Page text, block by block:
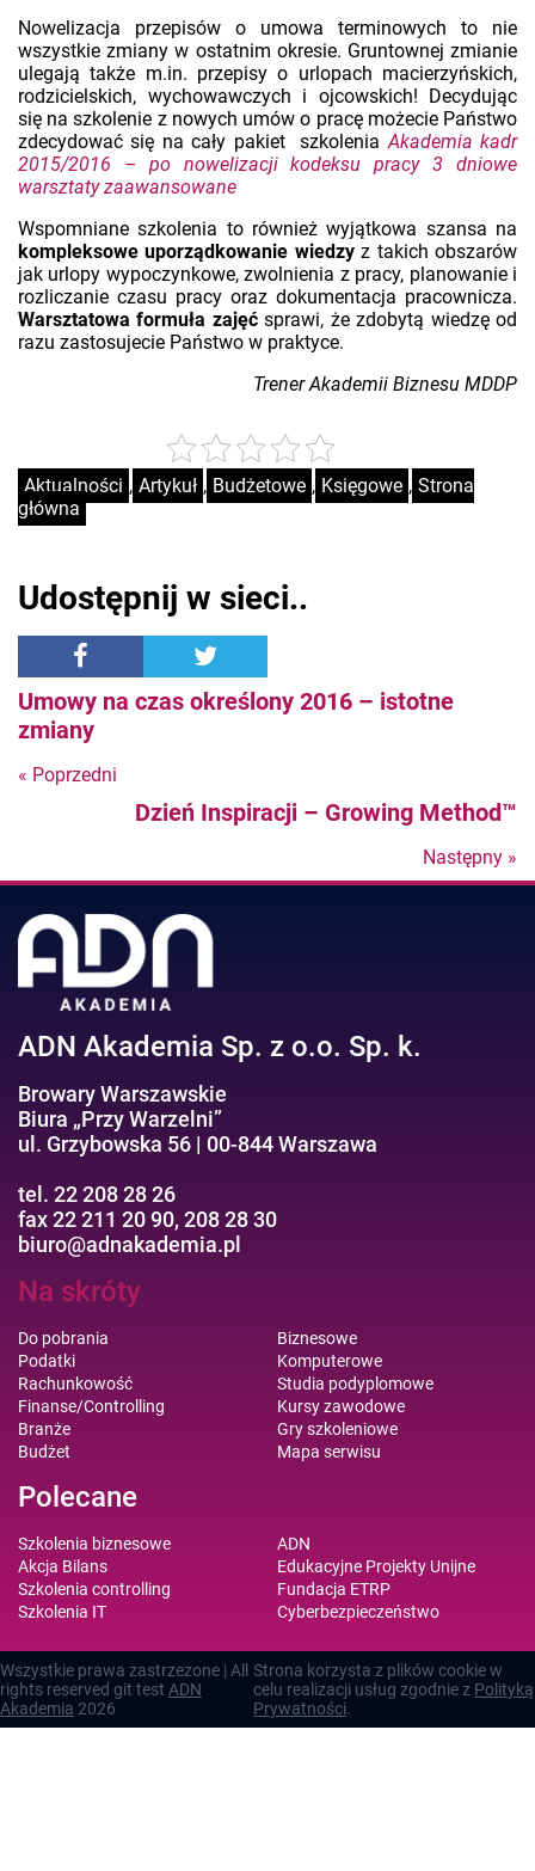
Nowelizacja przepisów o umowa terminowych to nie
wszystkie zmiany w ostatnim okresie. Gruntownej zmianie
ulegają także m.in. przepisy o urlopach macierzyńskich,
rodzicielskich, wychowawczych i ojcowskich! Decydując
się na szkolenie z nowych umów o pracę możecie Państwo
zdecydować się na cały pakiet szkoleniaAkademia kadr
2015/2016 – po nowelizacji kodeksu pracy 3 dniowe
warsztaty zaawansowane
Wspomniane szkolenia to również wyjątkowa szansa na
kompleksowe uporządkowanie wiedzyz takich obszarów
jak urlopy wypoczynkowe, zwolnienia z pracy, planowanie i
rozliczanie czasu pracy oraz dokumentacja pracownicza.
Warsztatowa formuła zajęćsprawi, że zdobytą wiedzę od
razu zastosujecie Państwo w praktyce.
Trener Akademii Biznesu MDDP
Aktualności , Artykuł , Budżetowe , Księgowe , Strona
główna
Udostępnij w sieci..
Umowy na czas określony 2016 – istotne
zmiany
« Poprzedni
Dzień Inspiracji – Growing Method™
Następny »
ADN Akademia Sp. z o.o. Sp. k.
Browary Warszawskie
Biura „Przy Warzelni”
ul. Grzybowska 56 | 00-844 Warszawa
tel. 22 208 28 26
fax 22 211 20 90, 208 28 30
biuro@adnakademia.pl
Na skróty
Do pobrania
Podatki
Rachunkowość
Finanse/Controlling
Branże
Budżet
Biznesowe
Komputerowe
Studia podyplomowe
Kursy zawodowe
Gry szkoleniowe
Mapa serwisu
Polecane
Szkolenia biznesowe
Akcja Bilans
Szkolenia controlling
Szkolenia IT
ADN
Edukacyjne Projekty Unijne
Fundacja ETRP
Cyberbezpieczeństwo
Wszystkie prawa zastrzezone | All
rights reserved git test ADN
Akademia 2026
Strona korzysta z plików cookie w
celu realizacji usług zgodnie z Polityką
Prywatności.